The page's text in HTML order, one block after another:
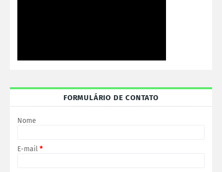
FORMULÁRIO DE CONTATO
Nome
E-mail *